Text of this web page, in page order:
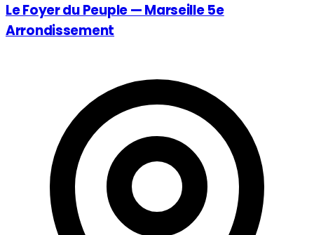
Le Foyer du Peuple — Marseille 5e
Arrondissement